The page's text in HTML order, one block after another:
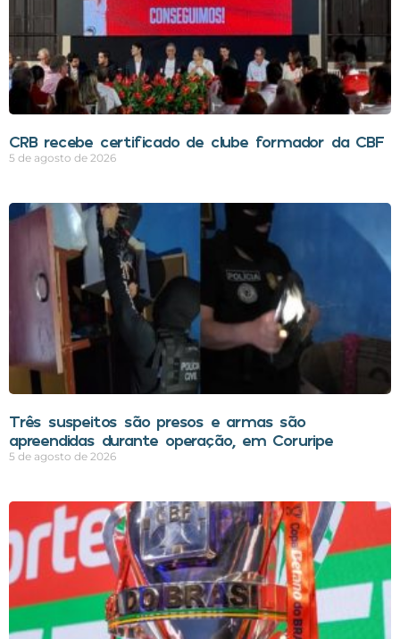
CRB recebe certificado de clube formador da CBF
5 de agosto de 2026
Três suspeitos são presos e armas são
apreendidas durante operação, em Coruripe
5 de agosto de 2026